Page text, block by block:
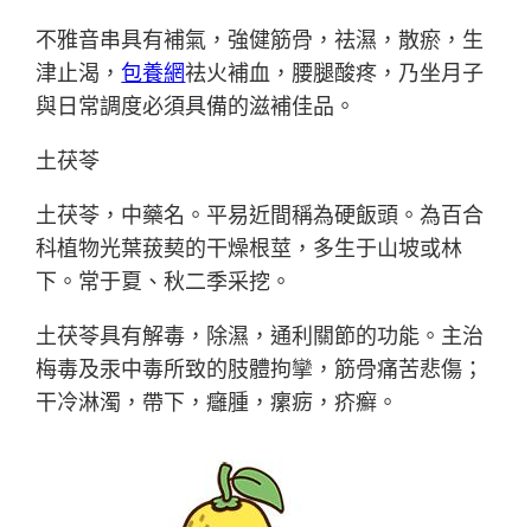
不雅音串具有補氣，強健筋骨，祛濕，散瘀，生
津止渴，包養網祛火補血，腰腿酸疼，乃坐月子
與日常調度必須具備的滋補佳品。
土茯苓
土茯苓，中藥名。平易近間稱為硬飯頭。為百合
科植物光葉菝葜的干燥根莖，多生于山坡或林
下。常于夏、秋二季采挖。
土茯苓具有解毒，除濕，通利關節的功能。主治
梅毒及汞中毒所致的肢體拘攣，筋骨痛苦悲傷；
干冷淋濁，帶下，癰腫，瘰疬，疥癬。